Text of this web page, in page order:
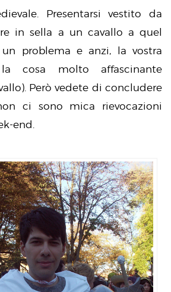
Presentarsi vestito da
in sella a un cavallo a quel
problema e anzi, la vostra
cosa molto affascinante
Però vedete di concludere
ci sono mica rievocazioni
end.